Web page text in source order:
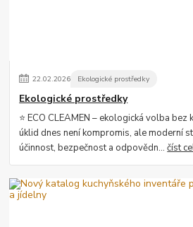
22.02.2026 Ekologické prostředky
Ekologické prostředky
⭐ ECO CLEAMEN – ekologická volba
úklid dnes není kompromis, ale moderní
účinnost, bezpečnost a odpovědn...číst